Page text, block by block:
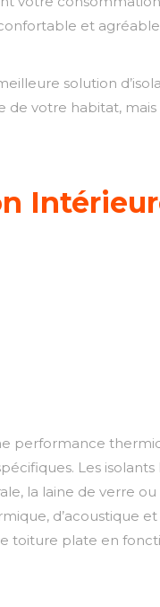
et
solution
votre habitat, mais
performance
Les isolants
la laine de verre
d’acoustique
toiture plate en